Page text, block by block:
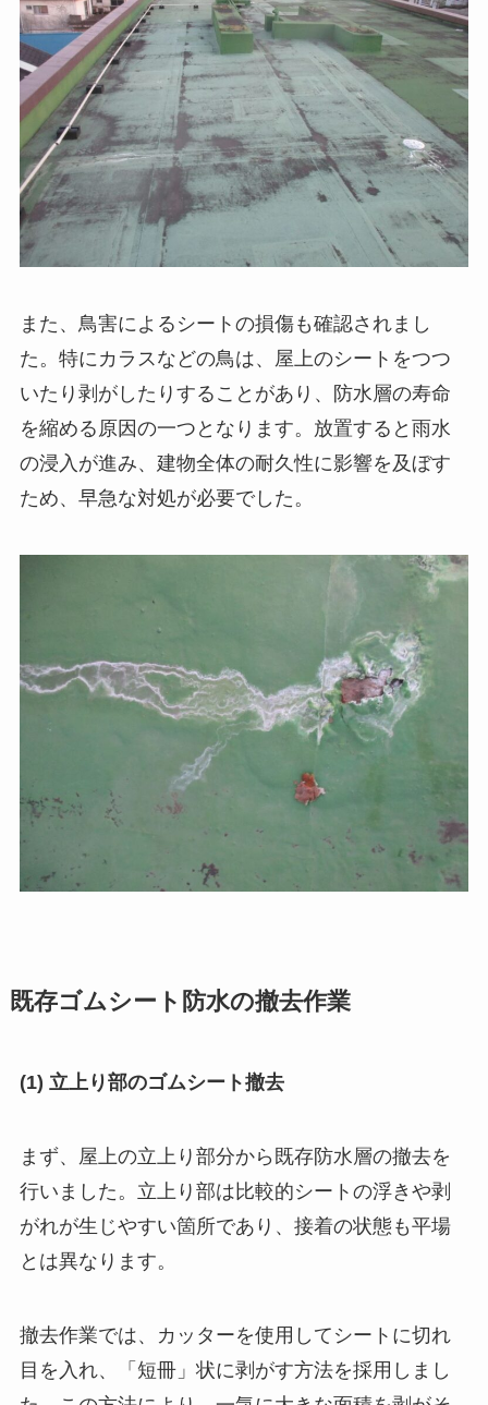
また、鳥害によるシートの損傷も確認されまし
た。特にカラスなどの鳥は、屋上のシートをつつ
いたり剥がしたりすることがあり、防水層の寿命
を縮める原因の一つとなります。放置すると雨水
の浸入が進み、建物全体の耐久性に影響を及ぼす
ため、早急な対処が必要でした。
既存ゴムシート防水の撤去作業
(1) 立上り部のゴムシート撤去
まず、屋上の立上り部分から既存防水層の撤去を
行いました。立上り部は比較的シートの浮きや剥
がれが生じやすい箇所であり、接着の状態も平場
とは異なります。
撤去作業では、カッターを使用してシートに切れ
目を入れ、「短冊」状に剥がす方法を採用しまし